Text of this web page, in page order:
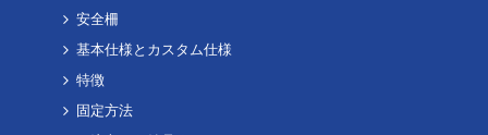
安全柵
基本仕様とカスタム仕様
特徴
固定方法